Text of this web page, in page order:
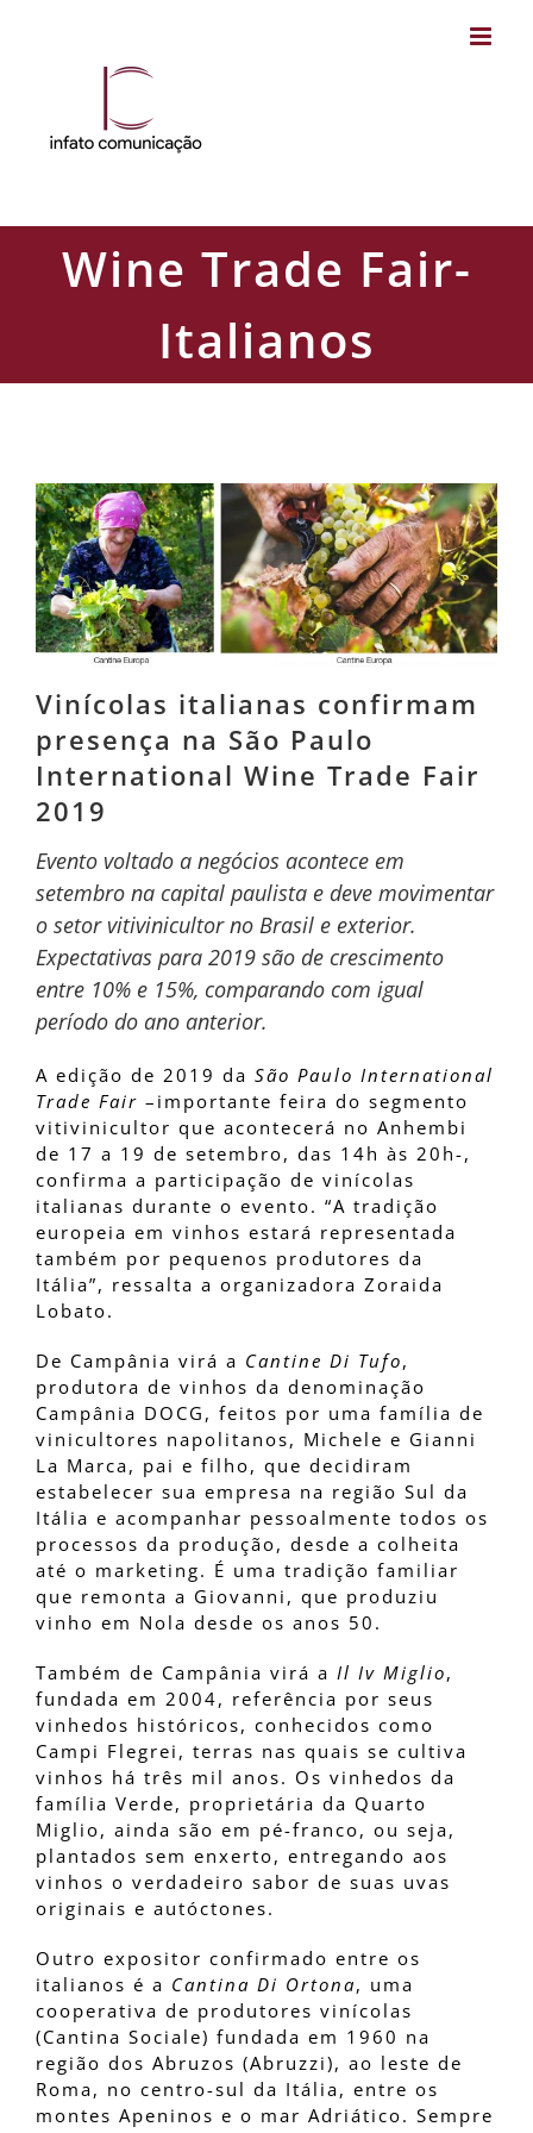
Wine Trade Fair-
Italianos
Vinícolas italianas confirmam
presença na São Paulo
International Wine Trade Fair
2019
Evento voltado a negócios acontece em
setembro na capital paulista e deve movimentar
o setor vitivinicultor no Brasil e exterior.
Expectativas para 2019 são de crescimento
entre 10% e 15%, comparando com igual
período do ano anterior.
A edição de 2019 da São Paulo International
Trade Fair –importante feira do segmento
vitivinicultor que acontecerá no Anhembi
de 17 a 19 de setembro, das 14h às 20h-,
confirma a participação de vinícolas
italianas durante o evento. “A tradição
europeia em vinhos estará representada
também por pequenos produtores da
Itália”, ressalta a organizadora Zoraida
Lobato.
De Campânia virá a Cantine Di Tufo,
produtora de vinhos da denominação
Campânia DOCG, feitos por uma família de
vinicultores napolitanos, Michele e Gianni
La Marca, pai e filho, que decidiram
estabelecer sua empresa na região Sul da
Itália e acompanhar pessoalmente todos os
processos da produção, desde a colheita
até o marketing. É uma tradição familiar
que remonta a Giovanni, que produziu
vinho em Nola desde os anos 50.
Também de Campânia virá a Il Iv Miglio,
fundada em 2004, referência por seus
vinhedos históricos, conhecidos como
Campi Flegrei, terras nas quais se cultiva
vinhos há três mil anos. Os vinhedos da
família Verde, proprietária da Quarto
Miglio, ainda são em pé-franco, ou seja,
plantados sem enxerto, entregando aos
vinhos o verdadeiro sabor de suas uvas
originais e autóctones.
Outro expositor confirmado entre os
italianos é a Cantina Di Ortona, uma
cooperativa de produtores vinícolas
(Cantina Sociale) fundada em 1960 na
região dos Abruzos (Abruzzi), ao leste de
Roma, no centro-sul da Itália, entre os
montes Apeninos e o mar Adriático. Sempre